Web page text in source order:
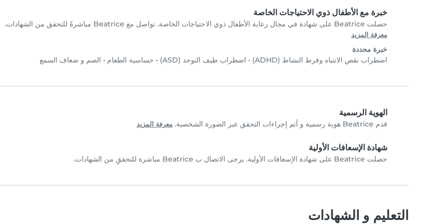
خبرة مع الأطفال ذوي الاحتياجات الخاصة
حصلت Beatrice على شهادة في مجال رعاية الأطفال ذوي الاحتياجات الخاصة. تواصل مع Beatrice مباشرةً للتحقق من الشهادات.
معرفة المزيد
خبرة محددة
اضطراب نقص الانتباه وفرط النشاط (ADHD)
• اضطراب طيف التوحد (ASD) • حساسية الطعام • الصم و ضعاف السمع
الهوية الرسمية
قدم Beatrice هوية رسمية و أتم إجراءات التحقق عبر الصورة الشخصية. معرفة المزيد
شهادة الإسعافات الأولية
حصلت Beatrice على شهادة الإسعافات الأولية. يرجى الاتصال ب Beatrice مباشرة للتحققِ من الشهادات.
التعليم و الشهادات